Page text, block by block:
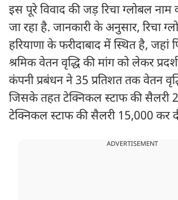
इस पूरे विवाद की जड़ रिचा ग्लोबल नाम
जा रहा है. जानकारी के अनुसार, रिचा
हरियाणा के फरीदाबाद में स्थित है, जहां
श्रमिक वेतन वृद्धि की मांग को लेकर
कंपनी प्रबंधन ने 35 प्रतिशत तक वेतन
जिसके तहत टेक्निकल स्टाफ की सैलरी
टेक्निकल स्टाफ की सैलरी 15,000 कर
ADVERTISEMENT